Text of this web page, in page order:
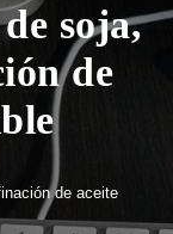
soja,
de
de aceite